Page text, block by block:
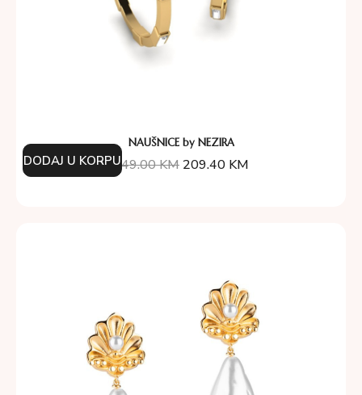
NAUŠNICE by NEZIRA
349.00KM 209.40 KM
DODAJ U KORPU